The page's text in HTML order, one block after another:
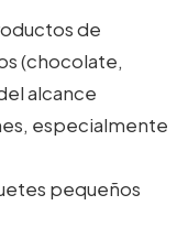
de
(chocolate,
alcance
especialmente
pequeños